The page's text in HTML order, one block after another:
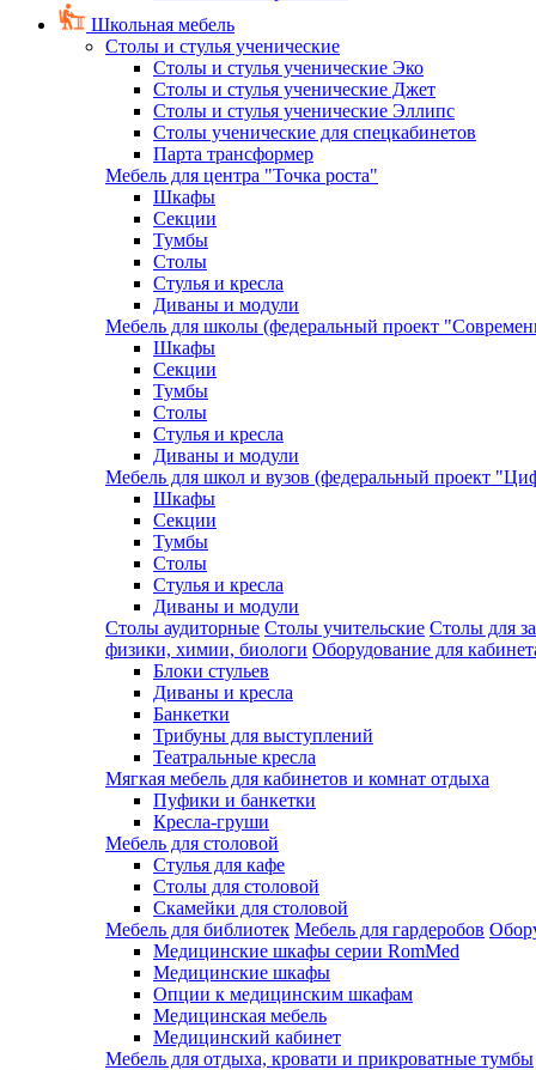
Школьная мебель
Столы и стулья ученические
Столы и стулья ученические Эко
Столы и стулья ученические Джет
Столы и стулья ученические Эллипс
Столы ученические для спецкабинетов
Парта трансформер
Мебель для центра "Точка роста"
Шкафы
Секции
Тумбы
Столы
Стулья и кресла
Диваны и модули
Мебель для школы (федеральный проект
Шкафы
Секции
Тумбы
Столы
Стулья и кресла
Диваны и модули
Мебель для школ и вузов (федеральный проект
Шкафы
Секции
Тумбы
Столы
Стулья и кресла
Диваны и модули
Столы аудиторные Столы учительские Столы для
физики, химии, биологи Оборудование для
Блоки стульев
Диваны и кресла
Банкетки
Трибуны для выступлений
Театральные кресла
Мягкая мебель для кабинетов и комнат отдыха
Пуфики и банкетки
Кресла-груши
Мебель для столовой
Cтулья для кафе
Cтолы для столовой
Скамейки для столовой
Мебель для библиотек Мебель для гардеробов
Медицинские шкафы серии RomMed
Медицинские шкафы
Опции к медицинским шкафам
Медицинская мебель
Медицинский кабинет
Мебель для отдыха, кровати и прикроватные тумбы